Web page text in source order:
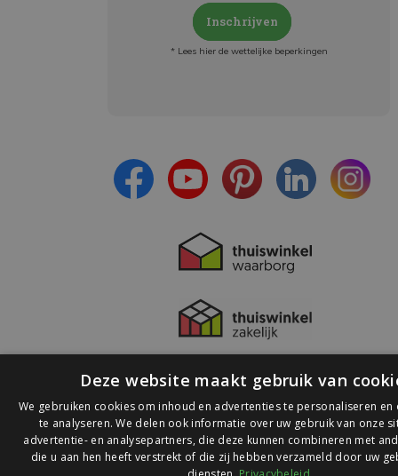
Inschrijven
* Lees hier de wettelijke beperkingen
© 2026 Ledlichtdiscounter.nl
Deze website maakt gebruik van
We gebruiken cookies om inhoud en advertenties te personaliseren en
te analyseren. We delen ook informatie over uw gebruik van onze
advertentie- en analysepartners, die deze kunnen combineren met
die u aan hen heeft verstrekt of die zij hebben verzameld door uw